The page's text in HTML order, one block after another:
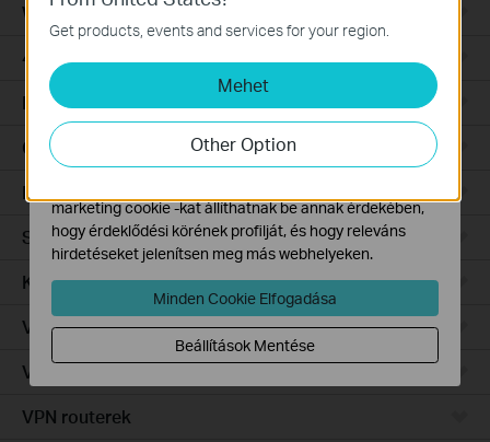
WiFi Gateways
4G/5G WiFi Gateways
Integrated Gateways
Cloud-Based
Hardware
Software
Kamerák
Vezérlő rendszer
Vezérelhető switch
VPN routerek
Get products, events and services for your region.
Mehet
Other Option
Ezek a cookie -k a webhely működéséhez szükségesek,
és nem tilthatók le a rendszereiben.
Marketing és Elemző Cookie-k
Az elemző cookie -k lehetővé teszik számunkra, hogy
elemezzük weboldalunkon végzett tevékenységeit, hogy
javítsuk és módosítsuk webhelyünk működését.
marketing cookie -kat állíthatnak be annak érdekében,
hogy érdeklődési körének profilját, és hogy releváns
hirdetéseket jelenítsen meg más webhelyeken.
Minden Cookie Elfogadása
Beállítások Mentése